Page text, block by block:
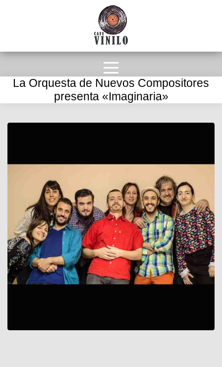
La Orquesta de Nuevos Compositores
presenta «Imaginaria»